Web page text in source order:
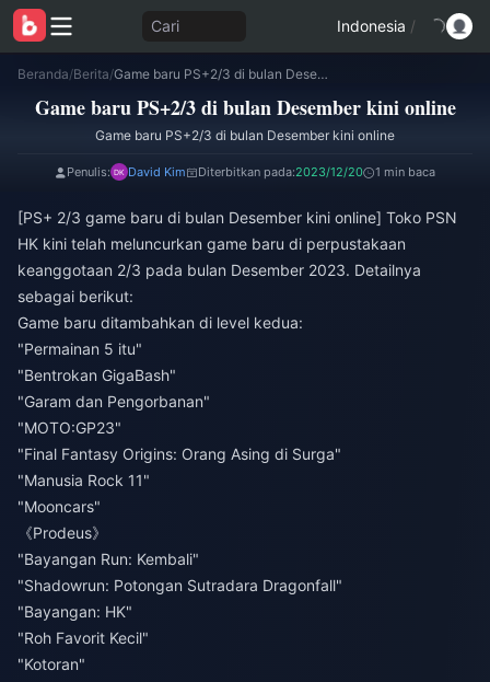
Cari Indonesia /
Beranda/Berita/ Game baru PS+2/3 di bulan Desember kini online
Game baru PS+2/3 di bulan Desember kini online
Game baru PS+2/3 di bulan Desember kini online
Penulis: David Kim Diterbitkan pada:2023/12/20 1 min baca
[PS+ 2/3 game baru di bulan Desember kini online] Toko PSN
HK kini telah meluncurkan game baru di perpustakaan
keanggotaan 2/3 pada bulan Desember 2023. Detailnya
sebagai berikut:
Game baru ditambahkan di level kedua:
"Permainan 5 itu"
"Bentrokan GigaBash"
"Garam dan Pengorbanan"
"MOTO:GP23"
"Final Fantasy Origins: Orang Asing di Surga"
"Manusia Rock 11"
"Mooncars"
《Prodeus》
"Bayangan Run: Kembali"
"Shadowrun: Potongan Sutradara Dragonfall"
"Bayangan: HK"
"Roh Favorit Kecil"
"Kotoran"